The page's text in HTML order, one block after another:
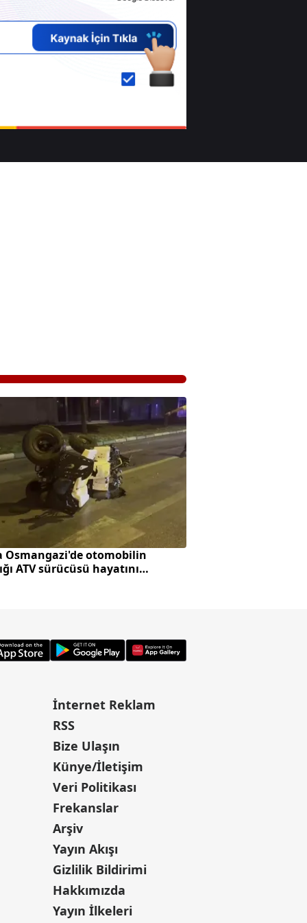
Osmangazi'de otomobilin
ATV sürücüsü hayatını
İnternet Reklam
RSS
Bize Ulaşın
Künye/İletişim
Veri Politikası
Frekanslar
Arşiv
Yayın Akışı
Gizlilik Bildirimi
Hakkımızda
Yayın İlkeleri